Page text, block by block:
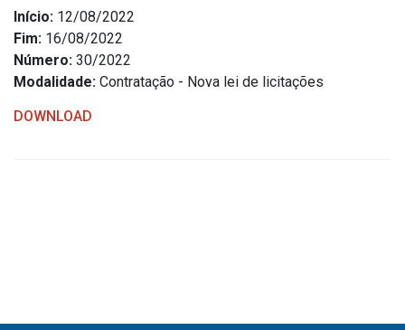
Administração
Agricultura e Meio Ambiente
Assistência Social
Nota Fiscal Eletrônica
Início: 12/08/2022
Fim: 16/08/2022
Número: 30/2022
Modalidade: Contratação - Nova lei de licitações
DOWNLOAD